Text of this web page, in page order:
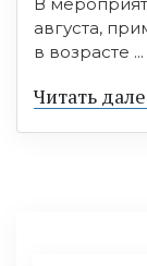
августа,
в возрасте ...
Читать